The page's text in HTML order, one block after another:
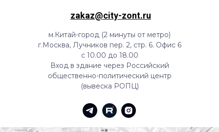
м.Китай-город (2 минуты от метро)
г.Москва, Лучников пер. 2, стр. 6. Офис 6
с 10.00 до 18.00
Вход в здание через Российский
общественно-политический центр
(вывеска РОПЦ)
zakaz@city-zont.ru